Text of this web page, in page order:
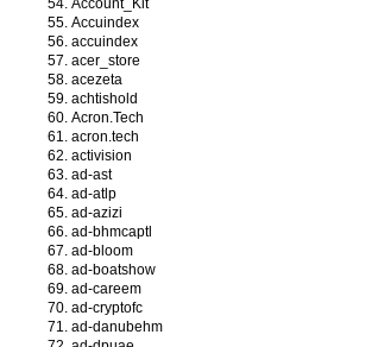
Account_Kit
Accuindex
accuindex
acer_store
acezeta
achtishold
Acron.Tech
acron.tech
activision
ad-ast
ad-atlp
ad-azizi
ad-bhmcaptl
ad-bloom
ad-boatshow
ad-careem
ad-cryptofc
ad-danubehm